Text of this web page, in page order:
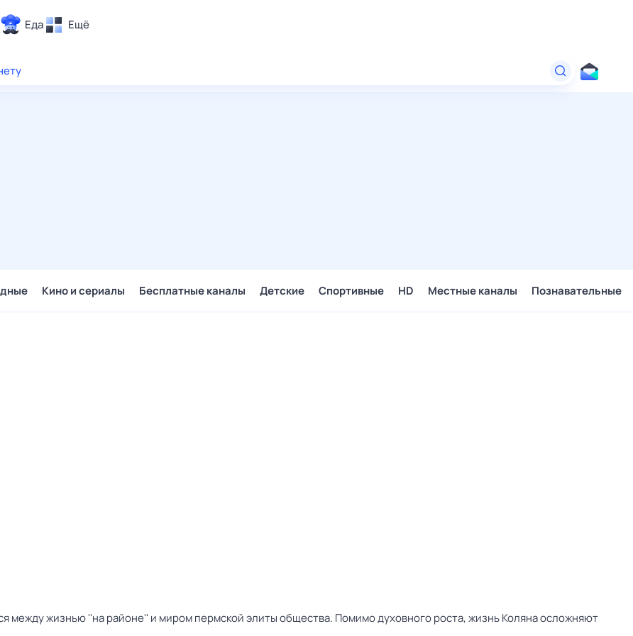
Еда Ещё
Кино и сериалы Бесплатные каналы Детские Спортивные HD Местные каналы Познавательные
между жизнью ''на районе'' и миром пермской элиты общества. Помимо духовного роста, жизнь Коляна осложняют